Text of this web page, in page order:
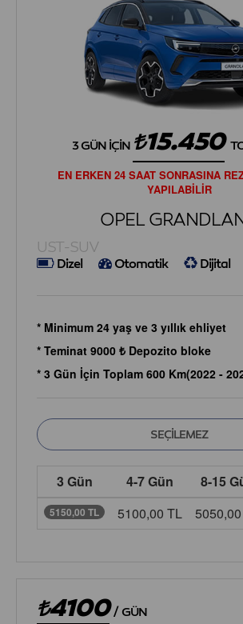
3 GÜN İÇIN 15.450
EN ERKEN 24 SAAT SONRASINA
YAPILABİLİR
OPEL
UST-SUV
Dizel Otomatik Dijital
* Minimum 24 yaş ve 3 yıllık ehliyet
* Teminat 9000 ₺ Depozito bloke
* 3 Gün İçin Toplam 600 Km(2022 -
3 Gün 4-7 Gün 8-15
5150,00 TL 5100,00 TL
4100 / GÜN